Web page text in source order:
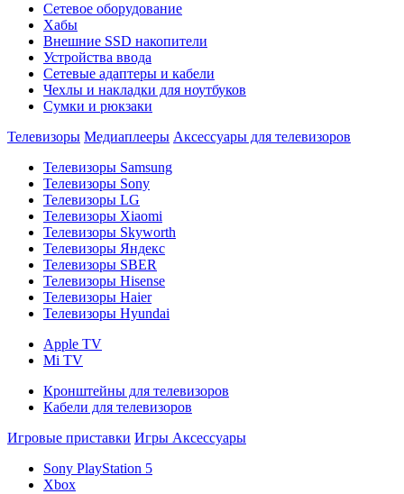
Сетевое оборудование
Хабы
Внешние SSD накопители
Устройства ввода
Сетевые адаптеры и кабели
Чехлы и накладки для ноутбуков
Сумки и рюкзаки
Телевизоры Медиаплееры Аксессуары для телевизоров
Телевизоры Samsung
Телевизоры Sony
Телевизоры LG
Телевизоры Xiaomi
Телевизоры Skyworth
Телевизоры Яндекс
Телевизоры SBER
Телевизоры Hisense
Телевизоры Haier
Телевизоры Hyundai
Apple TV
Mi TV
Кронштейны для телевизоров
Кабели для телевизоров
Игровые приставки Игры Аксессуары
Sony PlayStation 5
Xbox